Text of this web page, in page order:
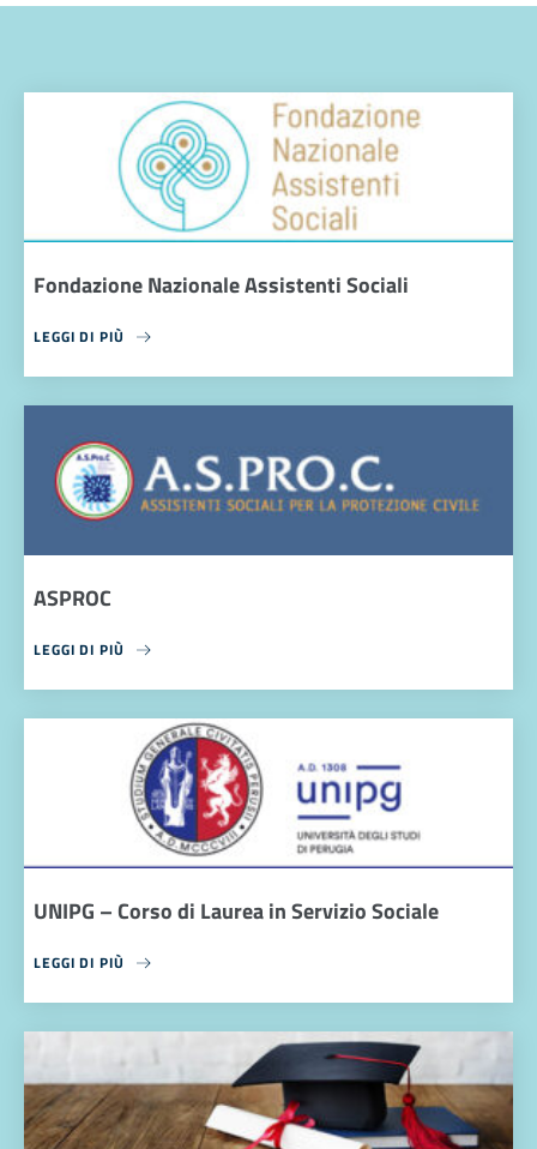
Fondazione Nazionale Assistenti Sociali
LEGGI DI PIÙ
ASPROC
LEGGI DI PIÙ
UNIPG – Corso di Laurea in Servizio Sociale
LEGGI DI PIÙ